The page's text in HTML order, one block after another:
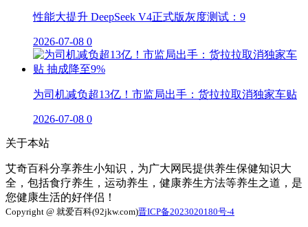
性能大提升 DeepSeek V4正式版灰度测试：9
2026-07-08 0
为司机减负超13亿！市监局出手：货拉拉取消独家车贴
2026-07-08 0
关于本站
艾奇百科分享养生小知识，为广大网民提供养生保健知识大
全，包括食疗养生，运动养生，健康养生方法等养生之道，是
您健康生活的好伴侣！
Copyright @ 就爱百科(92jkw.com)晋ICP备2023020180号-4